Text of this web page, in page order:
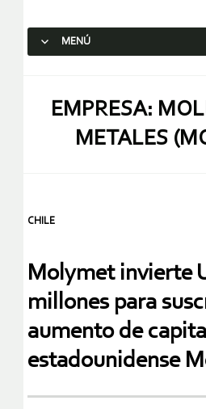
MENÚ
EMPRESA:
METALES
CHILE
Molymet invierte
millones para
aumento de
estadounidense